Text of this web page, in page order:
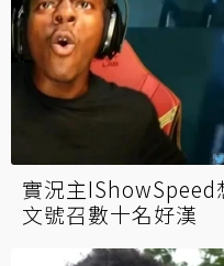
實況主IShowSpeed
文號召數十名好漢